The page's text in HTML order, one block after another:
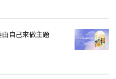
自己來做主題